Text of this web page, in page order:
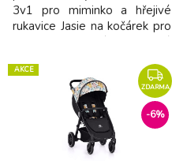
3v1 pro miminko a hřejivé
rukavice Jasie na kočárek pro
Vlastnosti fusaku: - Zajišťuje
pohodlí a teplo v chladných
dnech. - Voděodolná úprava
ochrání před sněhem a
jemným deštěm. -
Větruodolný. - Středový zip
AKCE
ZDARMA
-6%